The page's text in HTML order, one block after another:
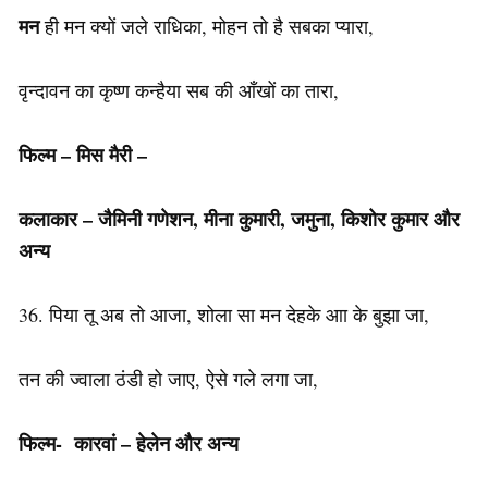
मनही मन क्यों जले राधिका, मोहन तो है सबका प्यारा,
वृन्दावन का कृष्ण कन्हैया सब की आँखों का तारा,
फिल्म – मिस मैरी –
कलाकार – जैमिनी गणेशन, मीना कुमारी, जमुना, किशोर कुमार और
अन्य
36. पिया तू अब तो आजा, शोला सा मन देहके आा के बुझा जा,
तन की ज्वाला ठंडी हो जाए, ऐसे गले लगा जा,
फिल्म- कारवां – हेलेन और अन्य